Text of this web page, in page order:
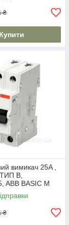
₴
Купити
вимикач 25A ,
B,
ABB BASIC M
₴